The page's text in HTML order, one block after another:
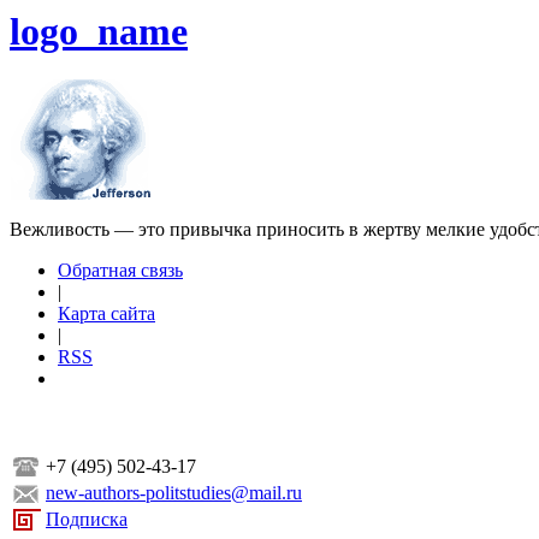
logo_name
Вежливость — это привычка приносить в жертву мелкие
Обратная связь
|
Карта сайта
|
RSS
+7 (495) 502-43-17
new-authors-politstudies@mail.ru
Подписка